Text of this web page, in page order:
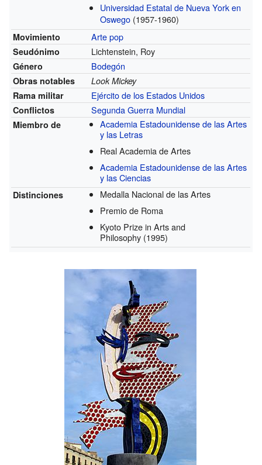
Universidad Estatal de Nueva York en
Oswego (1957-1960)
Movimiento Arte pop
Seudónimo Lichtenstein, Roy
Género Bodegón
Obras notables
Look Mickey
Rama militar
Ejército de los Estados Unidos
Conflictos Segunda Guerra Mundial
Miembro de
Academia Estadounidense de las Artes
y las Letras
Real Academia de Artes
Academia Estadounidense de las Artes
y las Ciencias
Distinciones
Medalla Nacional de las Artes
Premio de Roma
Kyoto Prize in Arts and
Philosophy (1995)